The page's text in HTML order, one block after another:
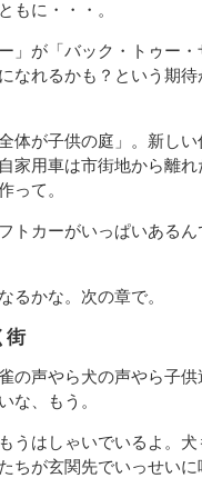
もに・・・。
」が「バック・トゥー
なれるかも？という期
体が子供の庭」。新し
家用車は市街地から離
って。
トカーがいっぱいある
るかな。次の章で。
街
の声やら犬の声やら子供
な、もう。
うはしゃいでいるよ。犬
ちが玄関先でいっせいに